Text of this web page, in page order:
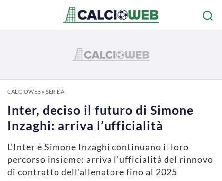
CALCIOWEB» SERIE A
Inter, deciso il futuro di Simone
Inzaghi: arriva l’ufficialità
L'Inter e Simone Inzaghi continuano il loro
percorso insieme: arriva l'ufficialità del rinnovo
di contratto dell'allenatore fino al 2025